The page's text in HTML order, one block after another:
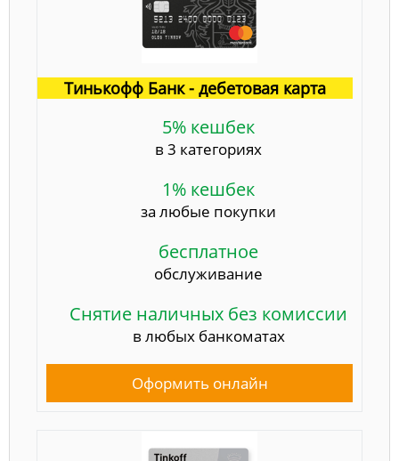
Тинькофф Банк - дебетовая карта
5% кешбек
в 3 категориях
1% кешбек
за любые покупки
бесплатное
обслуживание
Снятие наличных без комиссии
в любых банкоматах
Оформить онлайн